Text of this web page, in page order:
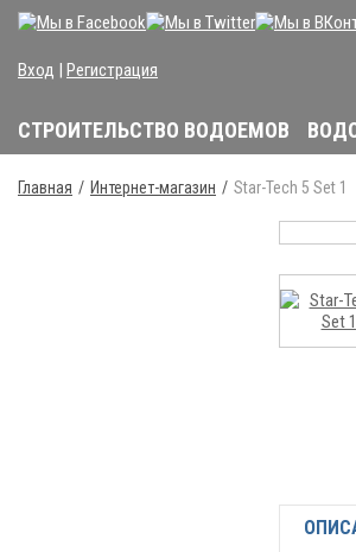
Вход | Регистрация
СТРОИТЕЛЬСТВО ВОДОЕМОВ
Главная Интернет-магазин Star-Tech 5 Set 1